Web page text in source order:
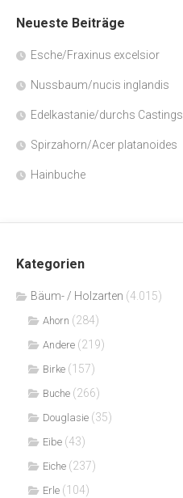
Neueste Beiträge
Esche/Fraxinus excelsior
Nussbaum/nucis inglandis
Edelkastanie/durchs Castings
Spirzahorn/Acer platanoides
Hainbuche
Kategorien
Bäum- / Holzarten (4.015)
Ahorn (284)
Andere (219)
Birke (157)
Buche (266)
Douglasie (35)
Eibe (43)
Eiche (237)
Erle (104)